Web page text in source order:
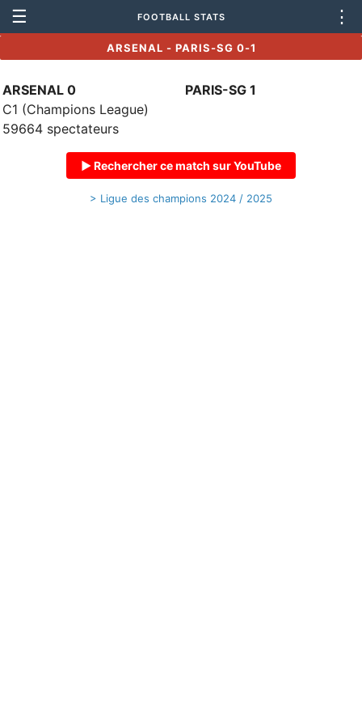
☰ FOOTBALL STATS ⋮
ARSENAL - PARIS-SG 0-1
ARSENAL 0
PARIS-SG 1
C1 (Champions League)
59664 spectateurs
▶ Rechercher ce match sur YouTube
> Ligue des champions 2024 / 2025